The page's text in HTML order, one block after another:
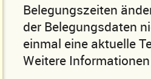
Belegungszeiten
der Belegungsdaten
einmal eine aktuelle
Weitere